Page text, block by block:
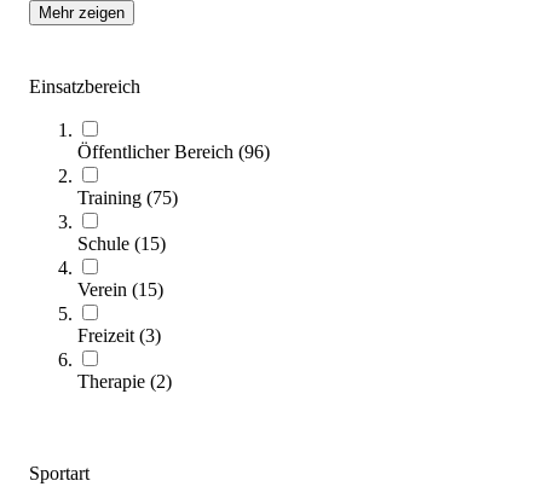
Mehr zeigen
Einsatzbereich
Öffentlicher Bereich (96)
Training (75)
Schule (15)
Verein (15)
Freizeit (3)
Therapie (2)
Sportart
Sportbox Ausstattungspaket FUNCTIONAL FITNESS
Zum Produkt
4FCIRCLE® Inklusionsbarren
3.850,00 €
Längere Lieferzeit